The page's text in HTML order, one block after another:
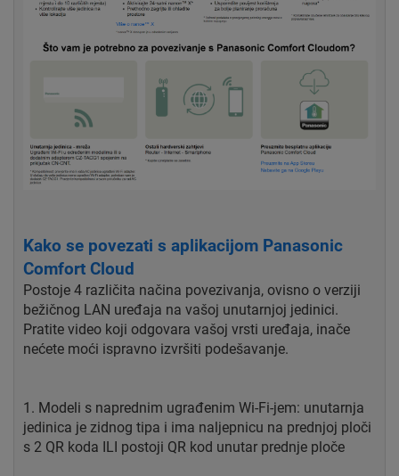
Kako se povezati s aplikacijom Panasonic
Comfort Cloud
Postoje 4 različita načina povezivanja, ovisno o verziji
bežičnog LAN uređaja na vašoj unutarnjoj jedinici.
Pratite video koji odgovara vašoj vrsti uređaja, inače
nećete moći ispravno izvršiti podešavanje.
1. Modeli s naprednim ugrađenim Wi-Fi-jem: unutarnja
jedinica je zidnog tipa i ima naljepnicu na prednjoj ploči
s 2 QR koda ILI postoji QR kod unutar prednje ploče